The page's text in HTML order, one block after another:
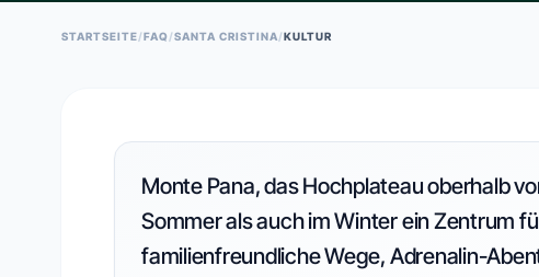
STARTSEITE/FAQ/SANTA CRISTINA/KULTUR
Monte Pana, das Hochplateau oberhalb
Sommer als auch im Winter ein Zentrum
familienfreundliche Wege, Adrenalin-